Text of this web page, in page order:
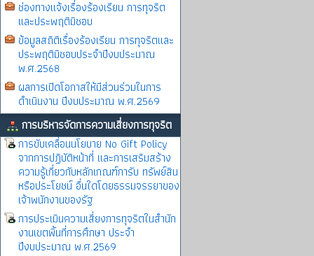
ช่องทางแจ้งเรื่องร้องเรียน การทุจริต
และประพฤติมิชอบ
ข้อมูลสถิติเรื่องร้องเรียน การทุจริตและ
ประพฤติมิชอบประจำปีงบประมาณ
พ.ศ.2568
ผลการเปิดโอกาสให้มีส่วนร่วมในการ
ดำเนินงาน ปีงบประมาณ พ.ศ.2569
การบริหารจัดการความเสี่ยงการทุจริต
การขับเคลื่อนนโยบาย No Gift Policy
จากการปฏิบัติหน้าที่ และการเสริมสร้าง
ความรู้เกี่ยวกับหลักเกณฑ์การับ ทรัพย์สิน
หรือประโยชน์ อื่นใดโดยธรรมจรรยาของ
เจ้าพนักงานของรัฐ
การประเมินความเสี่ยงการทุจริตในสำนัก
งานเขตพิ้นที่การศึกษา ประจำ
ปีงบประมาณ พ.ศ.2569